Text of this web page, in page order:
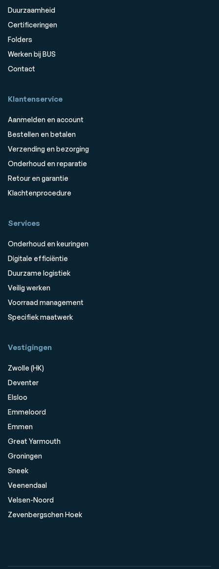
Duurzaamheid
Certificeringen
Folders
Werken bij BUS
Contact
Klantenservice
Aanmelden en account
Bestellen en betalen
Verzending en bezorging
Onderhoud en reparatie
Retour en garantie
Klachtenprocedure
Services
Onderhoud en keuringen
Digitale efficiëntie
Duurzame logistiek
Veilig werken
Voorraad management
Specifiek maatwerk
Vestigingen
Zwolle (HK)
Deventer
Elsloo
Emmeloord
Emmen
Great Yarmouth
Groningen
Sneek
Veenendaal
Velsen-Noord
Zevenbergschen Hoek